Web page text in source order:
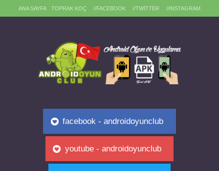
ANA SAYFA TOPRAK KOÇ //FACEBOOK //TWITTER //INSTAGRAM
facebook - androidoyunclub
youtube - androidoyunclub